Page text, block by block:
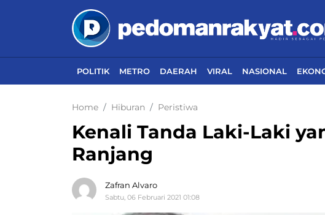
POLITIK METRO DAERAH VIRAL NASIONAL
Home Hiburan Peristiwa
Kenali Tanda Laki-Laki
Ranjang
Zafran Alvaro
Sabtu, 06 Februari 2021 01:08